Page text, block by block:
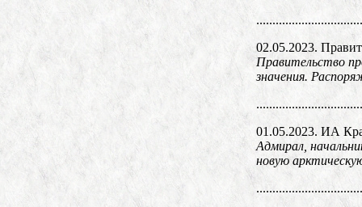
02.05.2023.
Правительство
значения.
01.05.2023. ИА
Адмирал,
новую